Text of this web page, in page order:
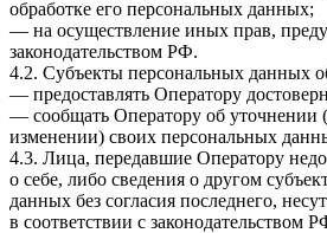
обработке его персональных данных;
— на осуществление иных прав,
законодательством РФ.
4.2. Субъекты персональных данных
— предоставлять Оператору
— сообщать Оператору об уточнении
изменении) своих персональных
4.3. Лица, передавшие Оператору
о себе, либо сведения о другом
данных без согласия последнего,
в соответствии с законодательством